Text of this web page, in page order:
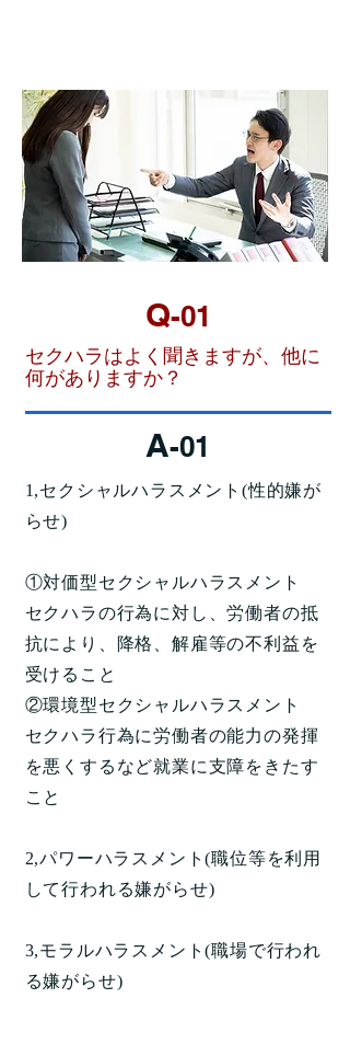
Q-01
セクハラはよく聞きますが、他に
何がありますか？
A-01
1,セクシャルハラスメント(性的嫌が
らせ)
①対価型セクシャルハラスメント
セクハラの行為に対し、労働者の抵
抗により、降格、解雇等の不利益を
受けること
②環境型セクシャルハラスメント
セクハラ行為に労働者の能力の発揮
を悪くするなど就業に支障をきたす
こと
2,パワーハラスメント(職位等を利用
して行われる嫌がらせ)
3,モラルハラスメント(職場で行われ
る嫌がらせ)